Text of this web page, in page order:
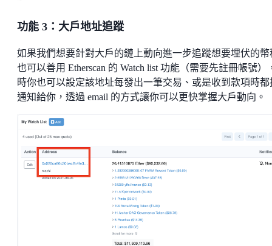
功能 3：大戶地址追蹤
如果我們想要針對大戶的鏈上動向進一步追蹤想要埋伏的幣
也可以善用 Etherscan 的 Watch list 功能（需要先註冊帳號）
時你也可以設定該地址每發出一筆交易、或是收到款項時都
通知給你，透過 email 的方式讓你可以更快掌握大戶動向。